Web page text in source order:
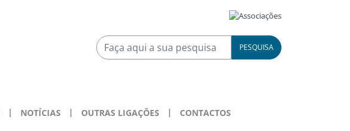
PESQUISA
NOTÍCIAS OUTRAS LIGAÇÕES CONTACTOS